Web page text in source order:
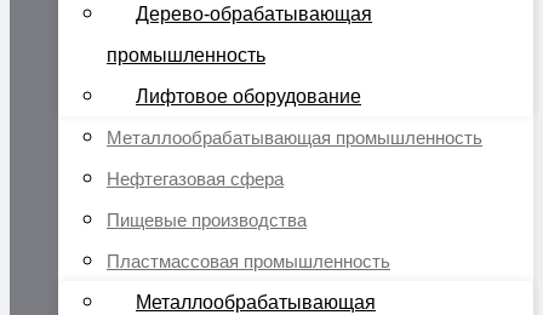
Дерево-обрабатывающая
промышленность
Лифтовое оборудование
Металлообрабатывающая промышленность
Нефтегазовая сфера
Пищевые производства
Пластмассовая промышленность
Металлообрабатывающая